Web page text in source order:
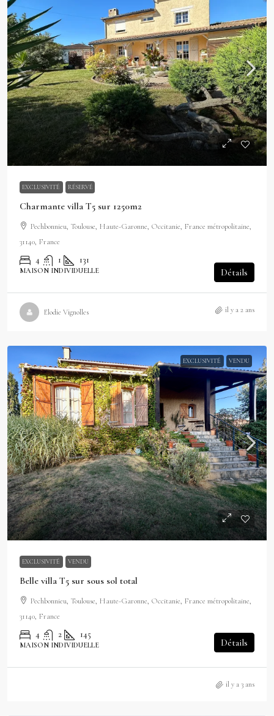
EXCLUSIVITÉ RÉSERVÉ
Charmante villa T5 sur 1250m2
Pechbonnieu, Toulouse, Haute-Garonne, Occitanie, France métropolitaine,
31140, France
4 1 131
MAISON INDIVIDUELLE Détails
Elodie Vignolles il y a 2 ans
EXCLUSIVITÉ VENDU
EXCLUSIVITÉ VENDU
Belle villa T5 sur sous sol total
Pechbonnieu, Toulouse, Haute-Garonne, Occitanie, France métropolitaine,
31140, France
4 2 145
MAISON INDIVIDUELLE Détails
il y a 3 ans